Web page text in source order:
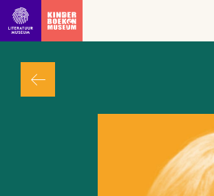
Ga direct naar inhoud